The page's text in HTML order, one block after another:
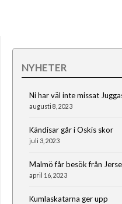
NYHETER
Ni har väl inte missat
augusti 8, 2023
Kändisar går i Oskis skor
juli 3, 2023
Malmö får besök från
april 16, 2023
Kumlaskatarna ger upp